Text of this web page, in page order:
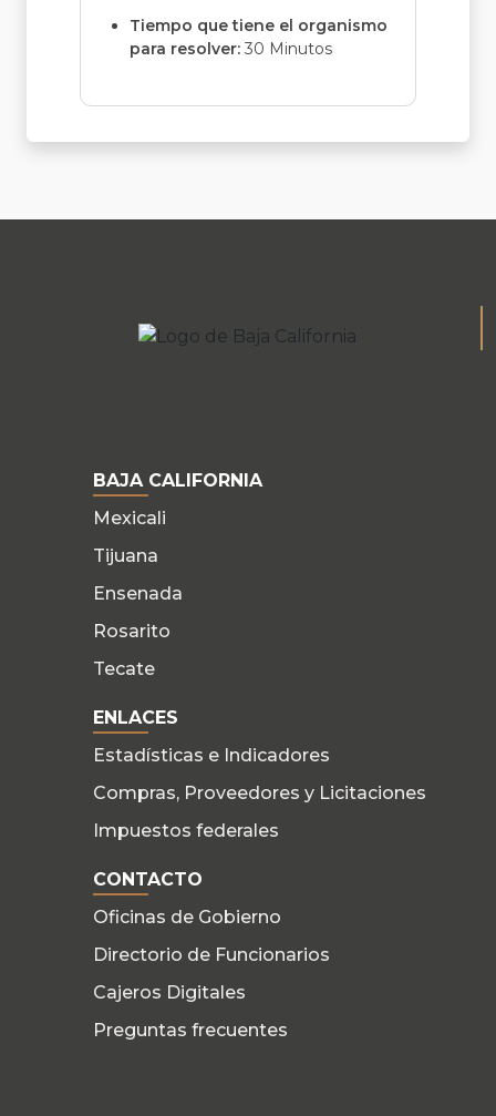
Tiempo que tiene el organismo
para resolver: 30 Minutos
BAJA CALIFORNIA
Mexicali
Tijuana
Ensenada
Rosarito
Tecate
ENLACES
Estadísticas e Indicadores
Compras, Proveedores y Licitaciones
Impuestos federales
CONTACTO
Oficinas de Gobierno
Directorio de Funcionarios
Cajeros Digitales
Preguntas frecuentes